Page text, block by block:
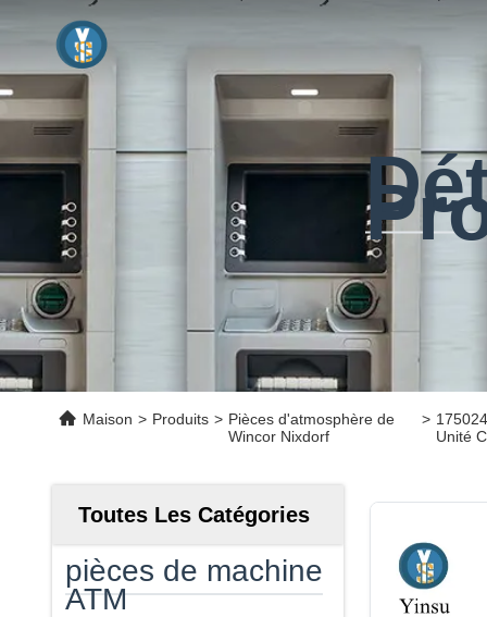
Maison > Produits > Pièces d'atmosphère de
Wincor Nixdorf
>
Unité
Toutes Les Catégories
pièces de machine
ATM